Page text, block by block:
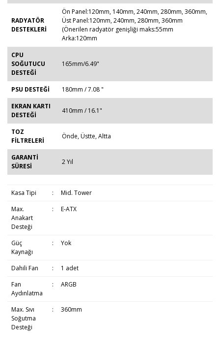
RADYATÖR
DESTEKLERİ
Ön Panel:120mm, 140mm, 240mm, 280mm, 360mm,
Üst Panel:120mm, 240mm, 280mm, 360mm
(Önerilen radyatör genişliği maks:55mm
Arka:120mm
CPU
SOĞUTUCU
DESTEĞİ
165mm/6.49"
PSU DESTEĞİ
180mm / 7.08 "
EKRAN KARTI
DESTEĞİ
410mm / 16.1"
TOZ
FİLTRELERİ
Önde, Üstte, Altta
GARANTİ
SÜRESİ
2 Yıl
Kasa Tipi :
Mid. Tower
Max.
Anakart
Desteği
: E-ATX
Güç
Kaynağı
: Yok
Dahili Fan :
1 adet
Fan
Aydınlatma
: ARGB
Max. Sıvı
Soğutma
Desteği
: 360mm